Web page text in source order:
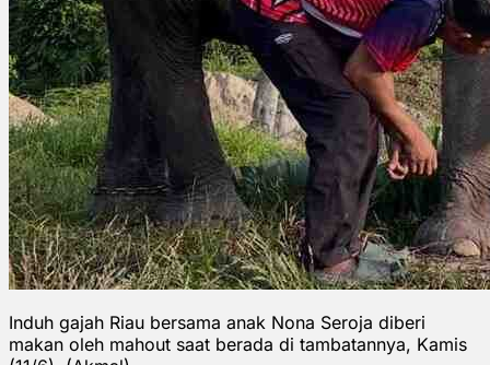
Induh gajah Riau bersama anak Nona Seroja diberi
makan oleh mahout saat berada di tambatannya, Kamis